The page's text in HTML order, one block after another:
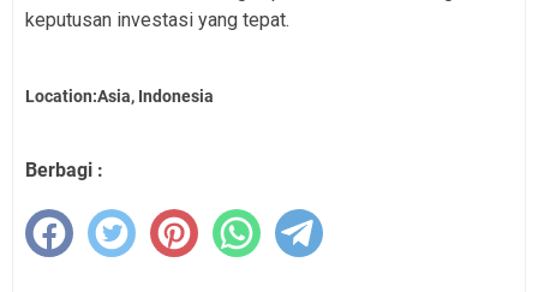
keputusan investasi yang tepat.
Location:Asia, Indonesia
Berbagi :